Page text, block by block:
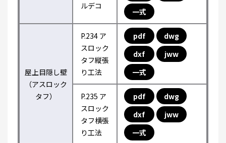
ルデコ
一式
屋上目隠し壁
（アスロック
タフ）
P.234 ア
スロック
タフ縦張
り工法
pdf
dwg
dxf
jww
一式
P.235 ア
スロック
タフ横張
り工法
pdf
dwg
dxf
jww
一式